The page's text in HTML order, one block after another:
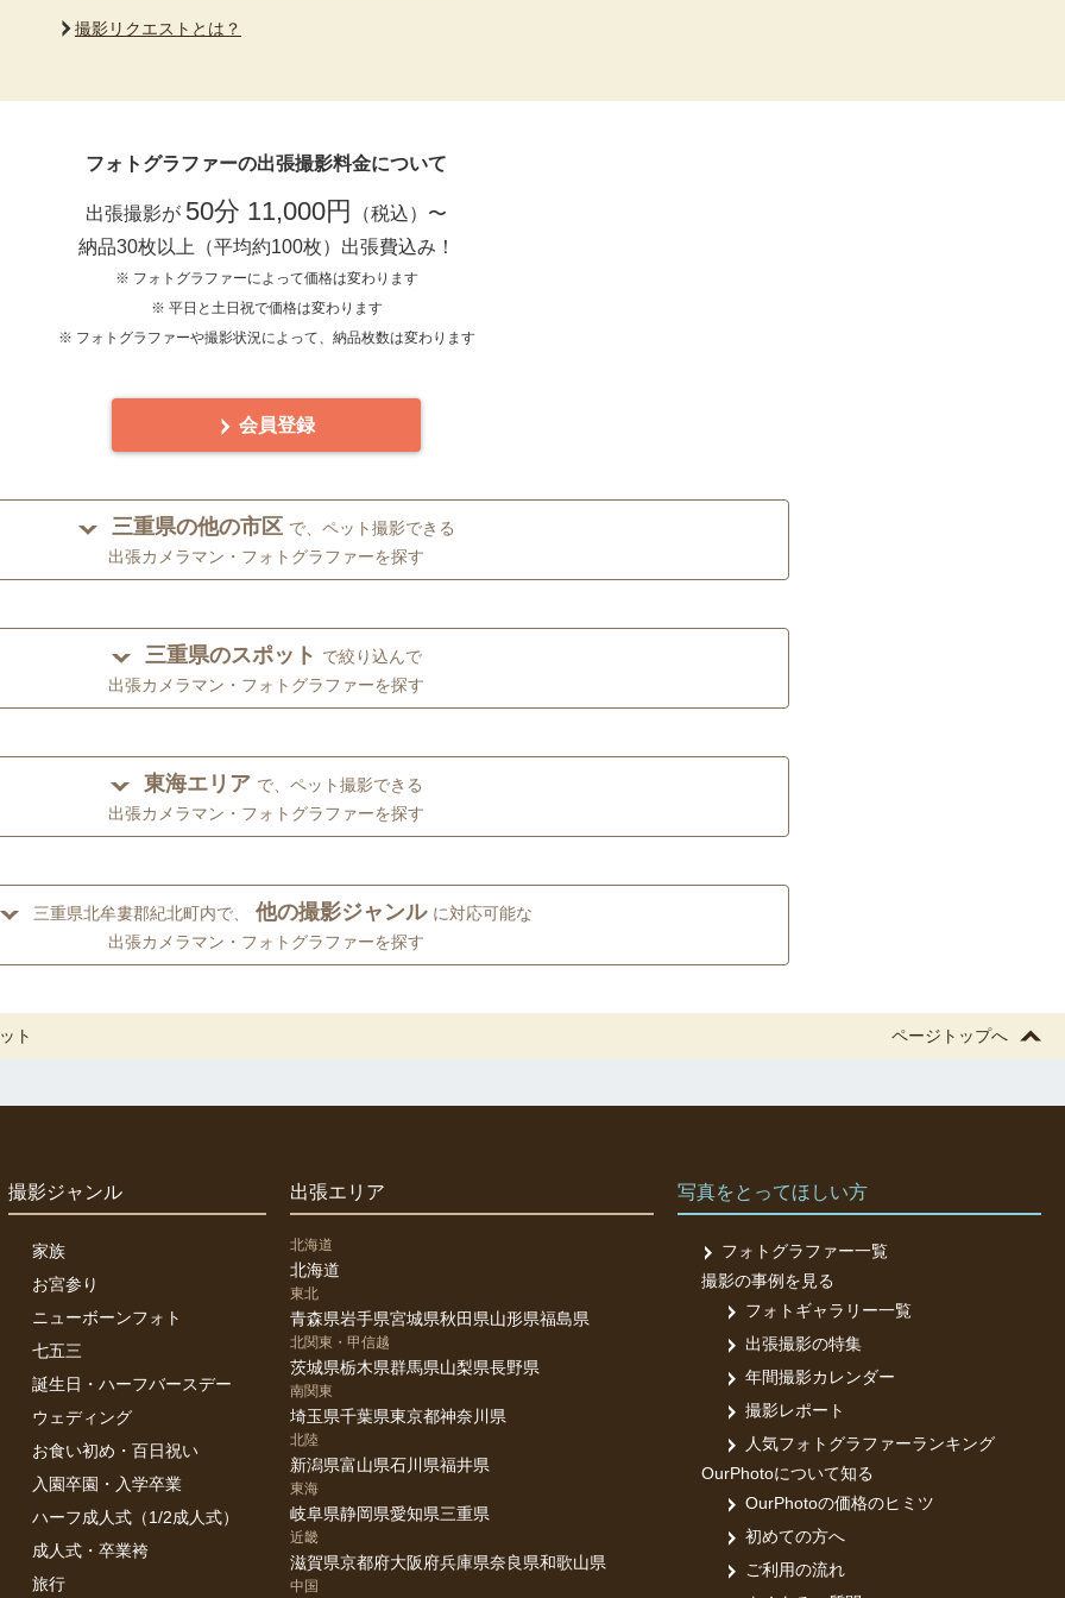
撮影リクエストとは？
フォトグラファーの出張撮影料金について
出張撮影が 50分 11,000円
（税込）〜
納品30枚以上（平均約100枚）出張費込み！
※ フォトグラファーによって価格は変わります
※ 平日と土日祝で価格は変わります
※ フォトグラファーや撮影状況によって、納品枚数は変わります
会員登録
三重県の他の市区 で、ペット撮影できる
出張カメラマン・フォトグラファーを探す
三重県のスポット で絞り込んで
出張カメラマン・フォトグラファーを探す
東海エリア で、ペット撮影できる
出張カメラマン・フォトグラファーを探す
三重県北牟婁郡紀北町内で、 他の撮影ジャンル に対応可能な
出張カメラマン・フォトグラファーを探す
ト ページトップへ
撮影ジャンル
家族
お宮参り
ニューボーンフォト
七五三
誕生日・ハーフバースデー
ウェディング
お食い初め・百日祝い
入園卒園・入学卒業
ハーフ成人式（1/2成人式）
成人式・卒業袴
旅行
出張エリア
北海道
北海道
東北
青森県岩手県宮城県秋田県山形県福島県
北関東・甲信越
茨城県栃木県群馬県山梨県長野県
南関東
埼玉県千葉県東京都神奈川県
北陸
新潟県富山県石川県福井県
東海
岐阜県静岡県愛知県三重県
近畿
滋賀県京都府大阪府兵庫県奈良県和歌山県
中国
写真をとってほしい方
フォトグラファー一覧
撮影の事例を見る
フォトギャラリー一覧
出張撮影の特集
年間撮影カレンダー
撮影レポート
人気フォトグラファーランキング
OurPhotoについて知る
OurPhotoの価格のヒミツ
初めての方へ
ご利用の流れ